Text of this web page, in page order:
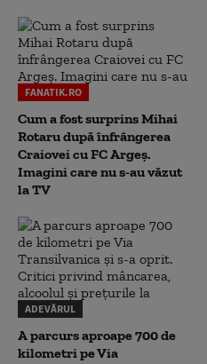
FANATIK.RO
Cum a fost surprins Mihai
Rotaru după înfrângerea
Craiovei cu FC Argeș.
Imagini care nu s-au văzut
la TV
ADEVĂRUL
A parcurs aproape 700 de
kilometri pe Via